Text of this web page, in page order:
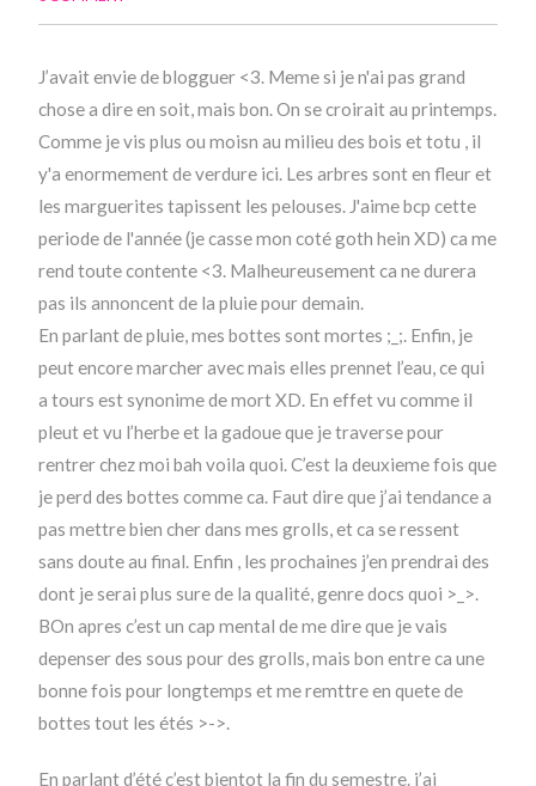
J’avait envie de blogguer <3. Meme si je n'ai pas grand
chose a dire en soit, mais bon. On se croirait au printemps.
Comme je vis plus ou moisn au milieu des bois et totu , il
y'a enormement de verdure ici. Les arbres sont en fleur et
les marguerites tapissent les pelouses. J'aime bcp cette
periode de l'année (je casse mon coté goth hein XD) ca me
rend toute contente <3. Malheureusement ca ne durera
pas ils annoncent de la pluie pour demain.
En parlant de pluie, mes bottes sont mortes ;_;. Enfin, je
peut encore marcher avec mais elles prennet l’eau, ce qui
a tours est synonime de mort XD. En effet vu comme il
pleut et vu l’herbe et la gadoue que je traverse pour
rentrer chez moi bah voila quoi. C’est la deuxieme fois que
je perd des bottes comme ca. Faut dire que j’ai tendance a
pas mettre bien cher dans mes grolls, et ca se ressent
sans doute au final. Enfin , les prochaines j’en prendrai des
dont je serai plus sure de la qualité, genre docs quoi >_>.
BOn apres c’est un cap mental de me dire que je vais
depenser des sous pour des grolls, mais bon entre ca une
bonne fois pour longtemps et me remttre en quete de
bottes tout les étés >->.
En parlant d’été c’est bientot la fin du semestre. j’ai